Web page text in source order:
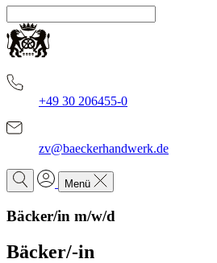
+49 30 206455-0
zv@baeckerhandwerk.de
Menü
Bäcker/in m/w/d
Bäcker/-in